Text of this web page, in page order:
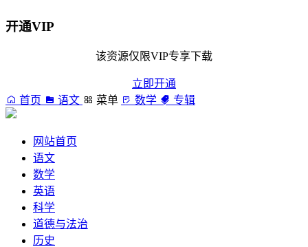
开通VIP
该资源仅限VIP专享下载
立即开通
首页
语文 菜单 数学 专辑
网站首页
语文
数学
英语
科学
道德与法治
历史